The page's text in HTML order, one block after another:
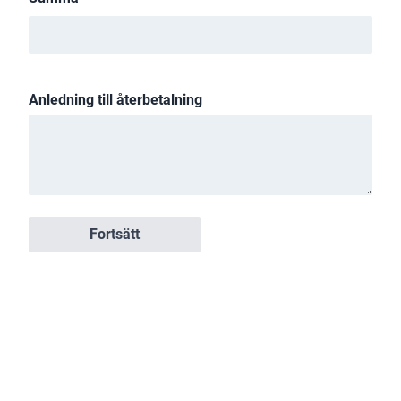
Anledning till återbetalning
Fortsätt